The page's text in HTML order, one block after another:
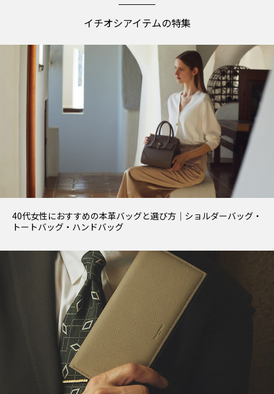
イチオシアイテムの特集
40代女性におすすめの本革バッグと選び方｜ショルダーバッグ・
トートバッグ・ハンドバッグ